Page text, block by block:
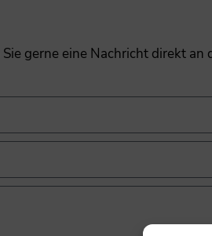
gerne eine Nachricht direkt an